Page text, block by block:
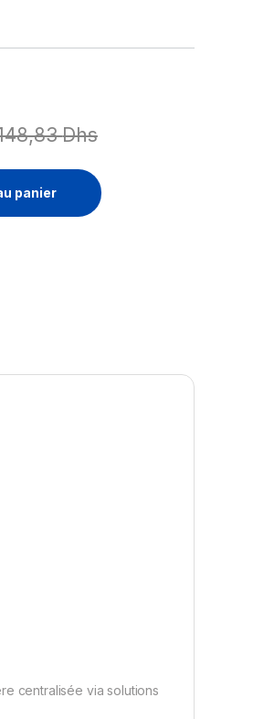
Dhs
(5 ans) + 5 ans d'assistance aux
panier
centralisée via solutions